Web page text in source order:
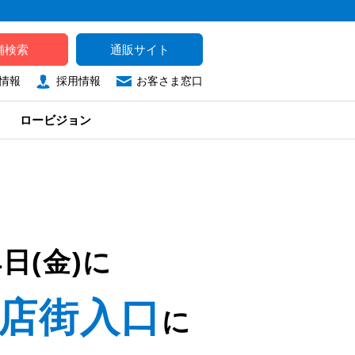
検索 通販サイト
報 採用情報 お客さま窓口
ロービジョン
(金)に
街入口 に